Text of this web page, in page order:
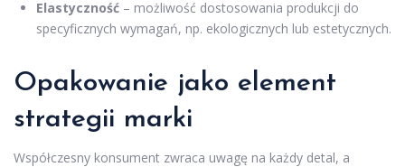
Elastyczność – możliwość dostosowania produkcji do
specyficznych wymagań, np. ekologicznych lub estetycznych.
Opakowanie jako element
strategii marki
Współczesny konsument zwraca uwagę na każdy detal, a